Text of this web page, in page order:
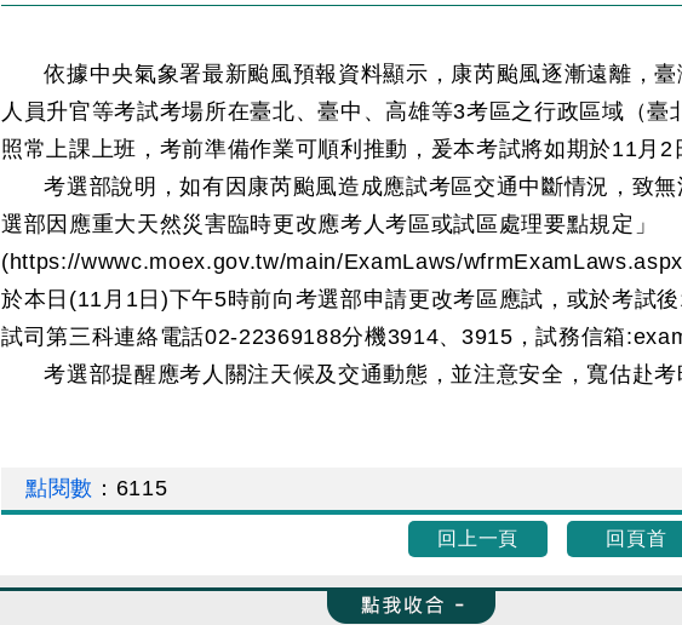
依據中央氣象署最新颱風預報資料顯示，康芮颱風逐漸遠離，
人員升官等考試考場所在臺北、臺中、高雄等3考區之行政區域（
照常上課上班，考前準備作業可順利推動，爰本考試將如期於11月2
考選部說明，如有因康芮颱風造成應試考區交通中斷情況，致
選部因應重大天然災害臨時更改應考人考區或試區處理要點規定」
(https://wwwc.moex.gov.tw/main/ExamLaws/
於本日(11月1日)下午5時前向考選部申請更改考區應試，或於考試
試司第三科連絡電話02-22369188分機3914、3915，試務信箱
考選部提醒應考人關注天候及交通動態，並注意安全，寬估赴
點閱數 ： 6115
回上一頁 回頁首
收合 FatFooter